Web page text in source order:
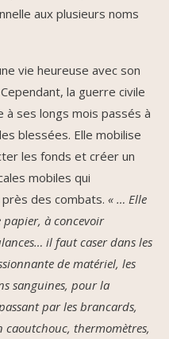
aux plusieurs noms
vie heureuse avec son
la guerre civile
à ses longs mois passés à
blessées. Elle mobilise
les fonds et créer un
mobiles qui
des combats. « … Elle
papier, à concevoir
il faut caser dans les
de matériel, les
sanguines, pour la
par les brancards,
caoutchouc, thermomètres,